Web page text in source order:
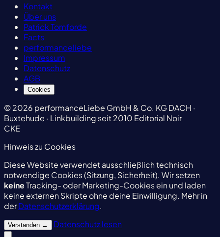
Kontakt
Über uns
Patrick Tomforde
Facts
performanceliebe
Impressum
Datenschutz
AGB
Cookies
© 2026 performanceLiebe GmbH & Co. KGDACH ·
Buxtehude · Linkbuilding seit 2010 Editorial Noir
CKE
Hinweis zu Cookies
Diese Website verwendet ausschließlich technisch
notwendige Cookies (Sitzung, Sicherheit). Wir setzen
keineTracking- oder Marketing-Cookies ein und laden
keine externen Skripte ohne deine Einwilligung. Mehr in
derDatenschutzerklärung.
Verstanden → Datenschutz lesen